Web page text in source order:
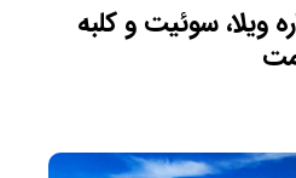
ویلا، سوئیت و کلبه